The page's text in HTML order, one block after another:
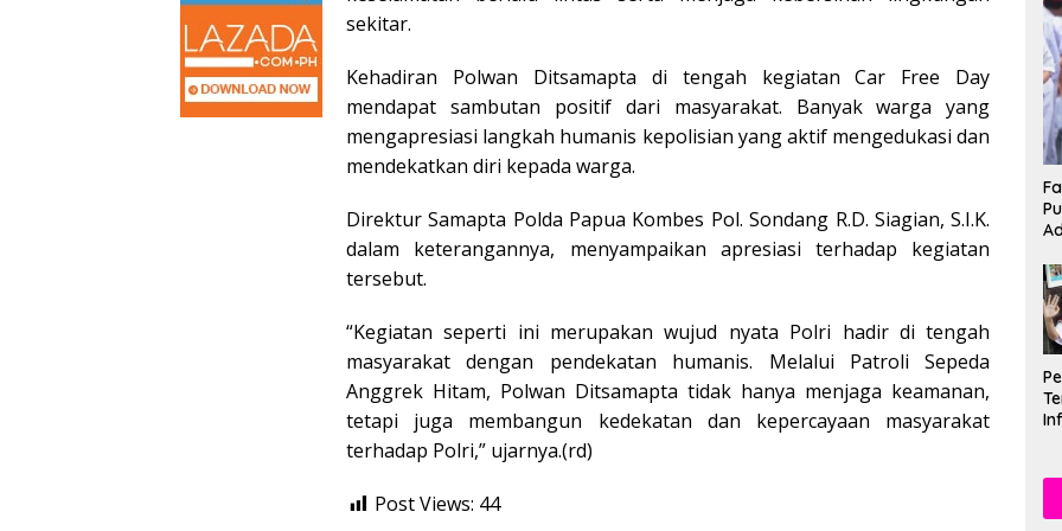
sekitar.
Kehadiran Polwan Ditsamapta di tengah kegiatan Car Free Day
mendapat sambutan positif dari masyarakat. Banyak warga yang
mengapresiasi langkah humanis kepolisian yang aktif mengedukasi dan
mendekatkan diri kepada warga.
Direktur Samapta Polda Papua Kombes Pol. Sondang R.D. Siagian, S.I.K.
dalam keterangannya, menyampaikan apresiasi terhadap kegiatan
tersebut.
“Kegiatan seperti ini merupakan wujud nyata Polri hadir di tengah
masyarakat dengan pendekatan humanis. Melalui Patroli Sepeda
Anggrek Hitam, Polwan Ditsamapta tidak hanya menjaga keamanan,
tetapi juga membangun kedekatan dan kepercayaan masyarakat
terhadap Polri,” ujarnya.(rd)
Post Views: 44